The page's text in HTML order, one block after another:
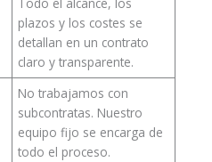
Todo el alcance, los
plazos y los costes se
detallan en un contrato
claro y transparente.
No trabajamos con
subcontratas. Nuestro
equipo fijo se encarga de
todo el proceso.